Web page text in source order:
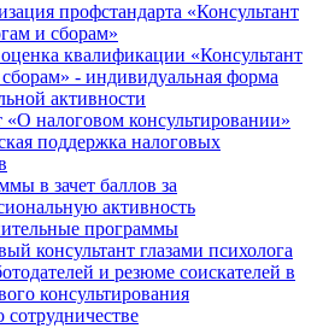
профстандарта «Консультант
и сборам»
квалификации «Консультант
- индивидуальная форма
активности
«О налоговом консультировании»
поддержка налоговых
в зачет баллов за
активность
программы
консультант глазами психолога
и резюме соискателей в
консультирования